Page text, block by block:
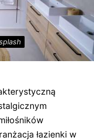
łazienki w